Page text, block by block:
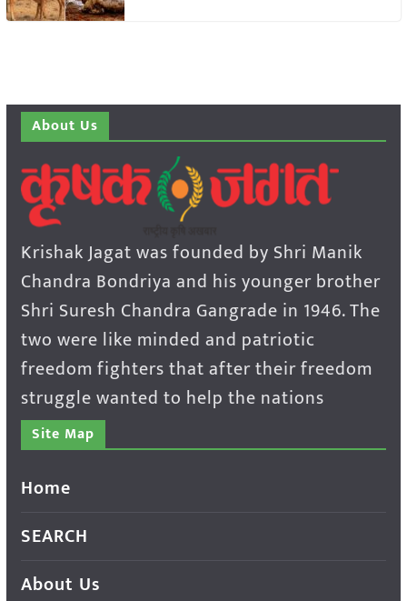
About Us
Krishak Jagat was founded by Shri Manik
Chandra Bondriya and his younger brother
Shri Suresh Chandra Gangrade in 1946. The
two were like minded and patriotic
freedom fighters that after their freedom
struggle wanted to help the nations
Site Map
Home
SEARCH
About Us